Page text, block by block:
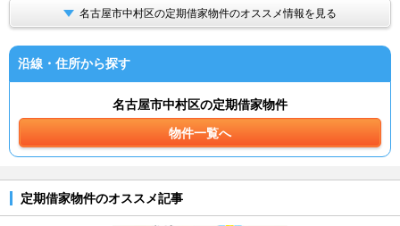
名古屋市中村区の定期借家物件のオススメ情報を見る
沿線・住所から探す
名古屋市中村区の定期借家物件
物件一覧へ
定期借家物件のオススメ記事